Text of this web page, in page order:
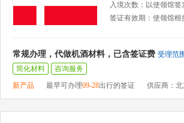
入境次数：以使领馆签
签证有效期：使领馆根
常规办理，代做机酒材料，已含签证费 受理范
简化材料
咨询服务
新产品
最早可办理09-28出行的签证 供应商：